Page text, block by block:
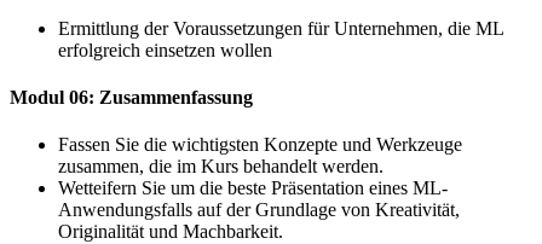
Ermittlung der Voraussetzungen für Unternehmen, die ML
erfolgreich einsetzen wollen
Modul 06: Zusammenfassung
Fassen Sie die wichtigsten Konzepte und Werkzeuge
zusammen, die im Kurs behandelt werden.
Wetteifern Sie um die beste Präsentation eines ML-
Anwendungsfalls auf der Grundlage von Kreativität,
Originalität und Machbarkeit.